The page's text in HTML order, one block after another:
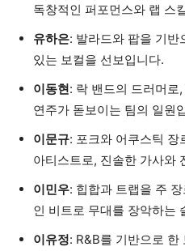
독창적인 퍼포먼스와 랩 스
유하은: 발라드와 팝을 기반
있는 보컬을 선보입니다.
이동현: 락 밴드의 드러머로
연주가 돋보이는 팀의 일원
이문규: 포크와 어쿠스틱 장
아티스트로, 진솔한 가사와
이민우: 힙합과 트랩을 주
인 비트로 무대를 장악하는
이유정: R&B를 기반으로 한